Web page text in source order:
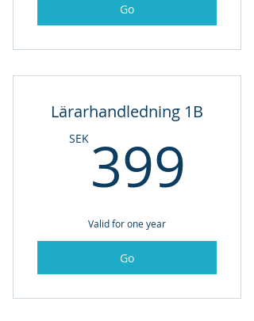
Go
Lärarhandledning 1B
SEK 399
Valid for one year
Go